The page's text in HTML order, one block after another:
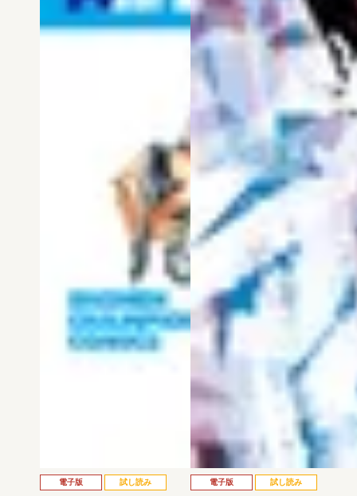
電子版 試し読み 電子版 試し読み